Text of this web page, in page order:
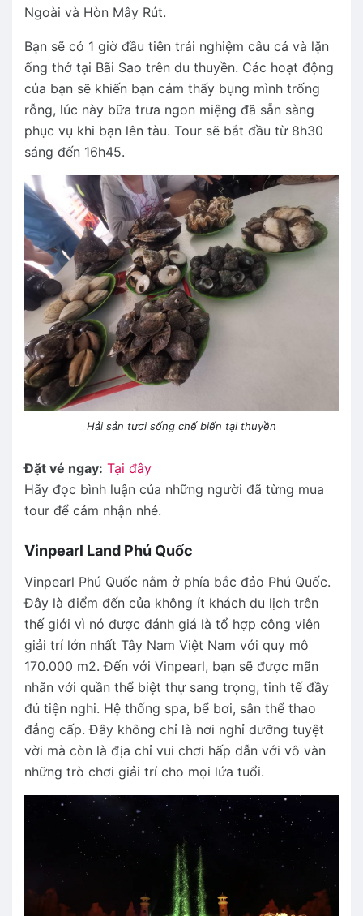
Ngoài và Hòn Mây Rút.
Bạn sẽ có 1 giờ đầu tiên trải nghiệm câu cá và lặn
ống thở tại Bãi Sao trên du thuyền. Các hoạt động
của bạn sẽ khiến bạn cảm thấy bụng mình trống
rỗng, lúc này bữa trưa ngon miệng đã sẵn sàng
phục vụ khi bạn lên tàu. Tour sẽ bắt đầu từ 8h30
sáng đến 16h45.
Hải sản tươi sống chế biến tại thuyền
Đặt vé ngay: Tại đây
Hãy đọc bình luận của những người đã từng mua
tour để cảm nhận nhé.
Vinpearl Land Phú Quốc
Vinpearl Phú Quốc nằm ở phía bắc đảo Phú Quốc.
Đây là điểm đến của không ít khách du lịch trên
thế giới vì nó được đánh giá là tổ hợp công viên
giải trí lớn nhất Tây Nam Việt Nam với quy mô
170.000 m2. Đến với Vinpearl, bạn sẽ được mãn
nhãn với quần thể biệt thự sang trọng, tinh tế đầy
đủ tiện nghi. Hệ thống spa, bể bơi, sân thể thao
đẳng cấp. Đây không chỉ là nơi nghỉ dưỡng tuyệt
vời mà còn là địa chỉ vui chơi hấp dẫn với vô vàn
những trò chơi giải trí cho mọi lứa tuổi.